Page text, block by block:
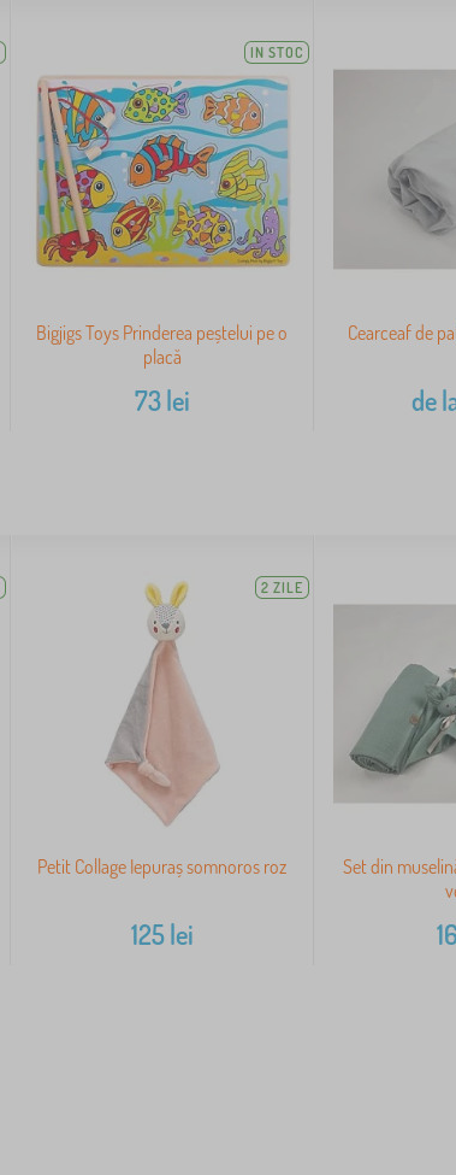
IN STOC
Bigjigs Toys Prinderea peștelui pe o
placă
73lei
Cearceaf de
de
2 ZILE
Petit Collage Iepuraș somnoros roz
125lei
Set din